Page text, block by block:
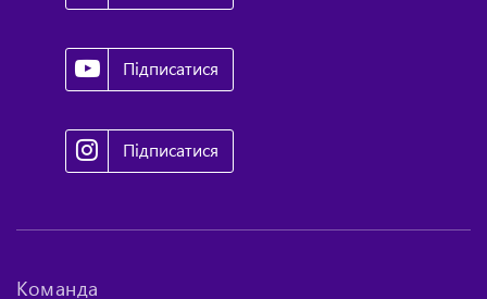
Підписатися
Підписатися
Команда